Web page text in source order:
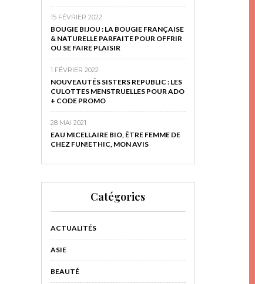
15 FÉVRIER 2022
BOUGIE BIJOU : LA BOUGIE FRANÇAISE
& NATURELLE PARFAITE POUR OFFRIR
OU SE FAIRE PLAISIR
1 FÉVRIER 2022
NOUVEAUTÉS SISTERS REPUBLIC : LES
CULOTTES MENSTRUELLES POUR ADO
+ CODE PROMO
28 MAI 2021
EAU MICELLAIRE BIO, ÊTRE FEMME DE
CHEZ FUN!ETHIC, MON AVIS
Catégories
ACTUALITÉS
ASIE
BEAUTÉ